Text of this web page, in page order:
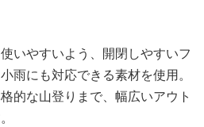
いやすいよう、開閉しやすいフ
雨にも対応できる素材を使用。
的な山登りまで、幅広いアウト